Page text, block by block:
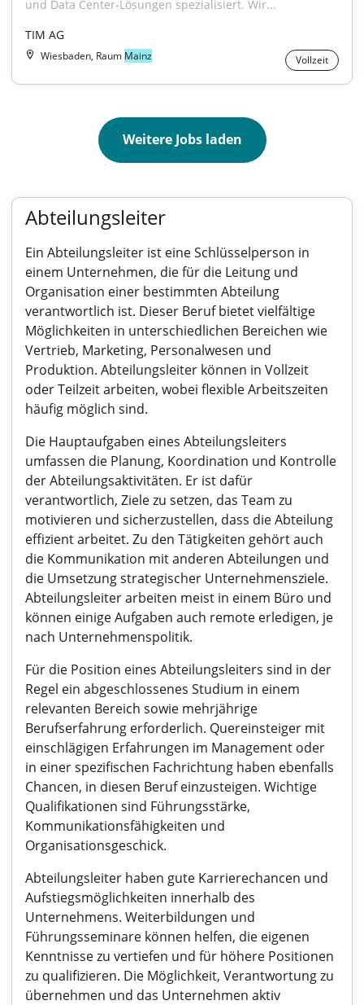
und Data Center-Lösungen spezialisiert. Wir...
TIM AG
Wiesbaden, Raum Mainz Vollzeit
Weitere Jobs laden
Abteilungsleiter
Ein Abteilungsleiter ist eine Schlüsselperson in
einem Unternehmen, die für die Leitung und
Organisation einer bestimmten Abteilung
verantwortlich ist. Dieser Beruf bietet vielfältige
Möglichkeiten in unterschiedlichen Bereichen wie
Vertrieb, Marketing, Personalwesen und
Produktion. Abteilungsleiter können in Vollzeit
oder Teilzeit arbeiten, wobei flexible Arbeitszeiten
häufig möglich sind.
Die Hauptaufgaben eines Abteilungsleiters
umfassen die Planung, Koordination und Kontrolle
der Abteilungsaktivitäten. Er ist dafür
verantwortlich, Ziele zu setzen, das Team zu
motivieren und sicherzustellen, dass die Abteilung
effizient arbeitet. Zu den Tätigkeiten gehört auch
die Kommunikation mit anderen Abteilungen und
die Umsetzung strategischer Unternehmensziele.
Abteilungsleiter arbeiten meist in einem Büro und
können einige Aufgaben auch remote erledigen, je
nach Unternehmenspolitik.
Für die Position eines Abteilungsleiters sind in der
Regel ein abgeschlossenes Studium in einem
relevanten Bereich sowie mehrjährige
Berufserfahrung erforderlich. Quereinsteiger mit
einschlägigen Erfahrungen im Management oder
in einer spezifischen Fachrichtung haben ebenfalls
Chancen, in diesen Beruf einzusteigen. Wichtige
Qualifikationen sind Führungsstärke,
Kommunikationsfähigkeiten und
Organisationsgeschick.
Abteilungsleiter haben gute Karrierechancen und
Aufstiegsmöglichkeiten innerhalb des
Unternehmens. Weiterbildungen und
Führungsseminare können helfen, die eigenen
Kenntnisse zu vertiefen und für höhere Positionen
zu qualifizieren. Die Möglichkeit, Verantwortung zu
übernehmen und das Unternehmen aktiv